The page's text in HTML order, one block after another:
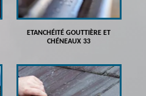
ETANCHÉITÉ GOUTTIÈRE ET
CHÉNEAUX 33